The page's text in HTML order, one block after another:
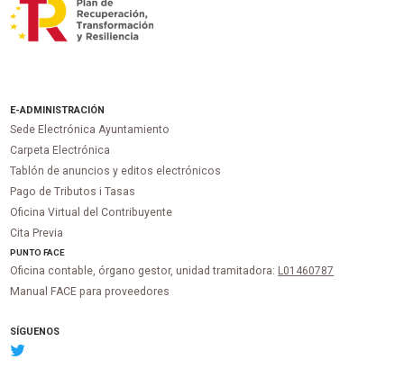
E-ADMINISTRACIÓN
Sede Electrónica Ayuntamiento
Carpeta Electrónica
Tablón de anuncios y editos electrónicos
Pago de Tributos i Tasas
Oficina Virtual del Contribuyente
Cita Previa
PUNTOFACE
Oficina contable, órgano gestor, unidad tramitadora: L01460787
Manual FACE para proveedores
SÍGUENOS